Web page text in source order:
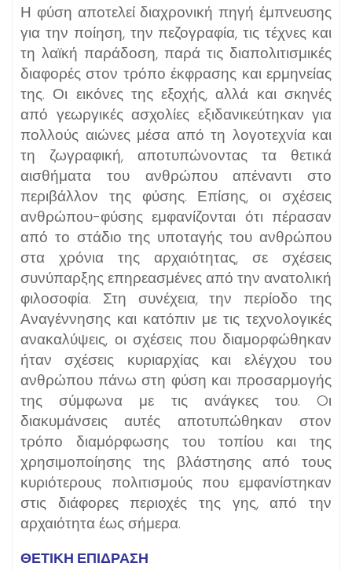
Η φύση αποτελεί διαχρονική πηγή έμπνευσης
για την ποίηση, την πεζογραφία, τις τέχνες και
τη λαϊκή παράδοση, παρά τις διαπολιτισμικές
διαφορές στον τρόπο έκφρασης και ερμηνείας
της. Οι εικόνες της εξοχής, αλλά και σκηνές
από γεωργικές ασχολίες εξιδανικεύτηκαν για
πολλούς αιώνες μέσα από τη λογοτεχνία και
τη ζωγραφική, αποτυπώνοντας τα θετικά
αισθήματα του ανθρώπου απέναντι στο
περιβάλλον της φύσης. Επίσης, οι σχέσεις
ανθρώπου-φύσης εμφανίζονται ότι πέρασαν
από το στάδιο της υποταγής του ανθρώπου
στα χρόνια της αρχαιότητας, σε σχέσεις
συνύπαρξης επηρεασμένες από την ανατολική
φιλοσοφία. Στη συνέχεια, την περίοδο της
Αναγέννησης και κατόπιν με τις τεχνολογικές
ανακαλύψεις, οι σχέσεις που διαμορφώθηκαν
ήταν σχέσεις κυριαρχίας και ελέγχου του
ανθρώπου πάνω στη φύση και προσαρμογής
της σύμφωνα με τις ανάγκες του. Oι
διακυμάνσεις αυτές αποτυπώθηκαν στον
τρόπο διαμόρφωσης του τοπίου και της
χρησιμοποίησης της βλάστησης από τους
κυριότερους πολιτισμούς που εμφανίστηκαν
στις διάφορες περιοχές της γης, από την
αρχαιότητα έως σήμερα.
ΘΕΤΙΚΗ ΕΠΙΔΡΑΣΗ